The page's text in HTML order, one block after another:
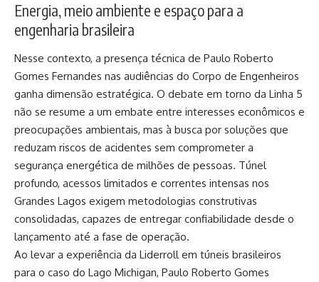
Energia, meio ambiente e espaço para a
engenharia brasileira
Nesse contexto, a presença técnica de Paulo Roberto
Gomes Fernandes nas audiências do Corpo de Engenheiros
ganha dimensão estratégica. O debate em torno da Linha 5
não se resume a um embate entre interesses econômicos e
preocupações ambientais, mas à busca por soluções que
reduzam riscos de acidentes sem comprometer a
segurança energética de milhões de pessoas. Túnel
profundo, acessos limitados e correntes intensas nos
Grandes Lagos exigem metodologias construtivas
consolidadas, capazes de entregar confiabilidade desde o
lançamento até a fase de operação.
Ao levar a experiência da Liderroll em túneis brasileiros
para o caso do Lago Michigan, Paulo Roberto Gomes